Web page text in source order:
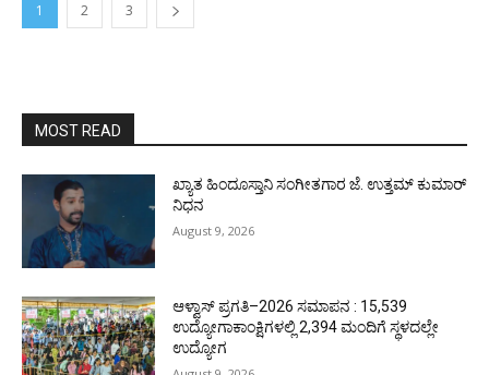
1 2 3
MOST READ
ಖ್ಯಾತ ಹಿಂದೂಸ್ತಾನಿ ಸಂಗೀತಗಾರ ಜೆ. ಉತ್ತಮ್ ಕುಮಾರ್
ನಿಧನ
August 9, 2026
ಆಳ್ವಾಸ್ ಪ್ರಗತಿ–2026 ಸಮಾಪನ : 15,539
ಉದ್ಯೋಗಾಕಾಂಕ್ಷಿಗಳಲ್ಲಿ 2,394 ಮಂದಿಗೆ ಸ್ಥಳದಲ್ಲೇ
ಉದ್ಯೋಗ